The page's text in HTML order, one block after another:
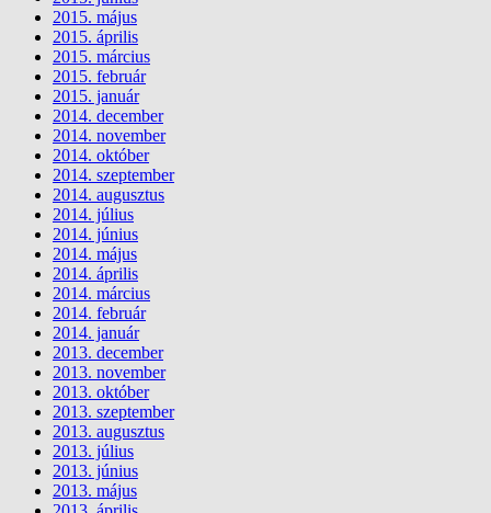
2015. május
2015. április
2015. március
2015. február
2015. január
2014. december
2014. november
2014. október
2014. szeptember
2014. augusztus
2014. július
2014. június
2014. május
2014. április
2014. március
2014. február
2014. január
2013. december
2013. november
2013. október
2013. szeptember
2013. augusztus
2013. július
2013. június
2013. május